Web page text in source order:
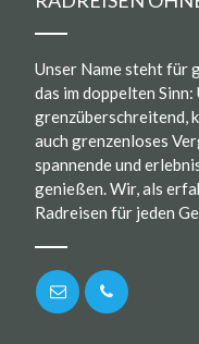
Unser Name steht für
das im doppelten
grenzüberschreitend,
auch grenzenloses
spannende und
genießen. Wir, als
Radreisen für jeden